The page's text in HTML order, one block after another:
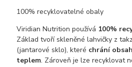
100% recyklovatelné obaly
Viridian Nutrition používá 100%
Základ tvoří skleněné lahvičky z
(jantarové sklo), které chrání
teplem. Zároveň je lze recyklovat